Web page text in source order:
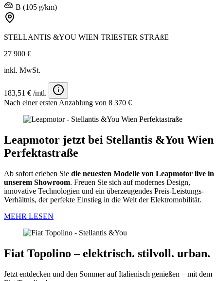
B (105 g/km)
STELLANTIS &YOU WIEN TRIESTER STRAßE
27 900 €
inkl. MwSt.
183,51 € /mtl.
Nach einer ersten Anzahlung von 8 370 €
Leapmotor jetzt bei Stellantis &You Wien
Perfektastraße
Ab sofort erleben Sie die neuesten Modelle von Leapmotor live in
unserem Showroom. Freuen Sie sich auf modernes Design,
innovative Technologien und ein überzeugendes Preis-Leistungs-
Verhältnis, der perfekte Einstieg in die Welt der Elektromobilität.
MEHR LESEN
Fiat Topolino – elektrisch. stilvoll. urban.
Jetzt entdecken und den Sommer auf Italienisch genießen – mit dem